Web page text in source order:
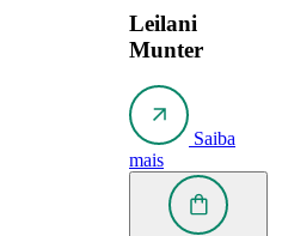
Leilani
Munter
Saiba
mais